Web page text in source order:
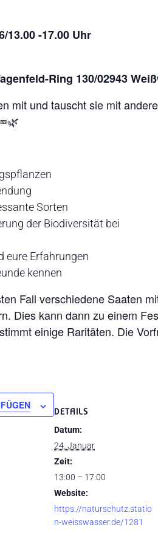
13.00 -17.00 Uhr
Ring 130/02943
mit und tauscht sie mit
Sorten
der Biodiversität bei
eure Erfahrungen
kennen
Fall verschiedene Saaten
Dies kann dann zu einem
einige Raritäten. Die
DETAILS
Datum:
24. Januar
Zeit:
13:00 – 17:00
Website:
https://naturschutz.statio
n-weisswasser.de/1281